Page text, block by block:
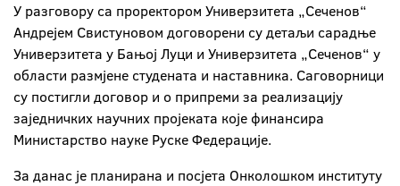
У разговору са проректором Универзитета „Сеченов“
Андрејем Свистуновом договорени су детаљи сарадње
Универзитета у Бањој Луци и Универзитета „Сеченов“ у
области размјене студената и наставника. Саговорници
су постигли договор и о припреми за реализацију
заједничких научних пројеката које финансира
Министарство науке Руске Федерације.
За данас је планирана и посјета Онколошком институту